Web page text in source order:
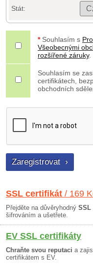
Stát:
* Souhlasím s
Všeobecnými
rozšířené záruky.
Souhlasím se
certifikátech,
obchodních
SSL certifikát / 169
Přejděte na důvěryhodný SSL
šifrováním a ušetřete.
EV SSL certifikáty
Chraňte svou reputaci a
certifikátem s EV.